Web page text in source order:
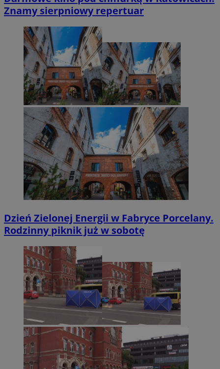
Znamy sierpniowy repertuar
Dzień Zielonej Energii w Fabryce Porcelany.
Rodzinny piknik już w sobotę